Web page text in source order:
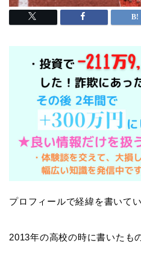
プロフィールで経緯を書いてい
2013年の高校の時に書いたも